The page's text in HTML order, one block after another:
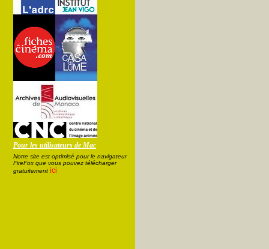
Pour les utilisateurs de Mac
Notre site est optimisé pour le navigateur
FireFox que vous pouvez télécharger
gratuitement ici